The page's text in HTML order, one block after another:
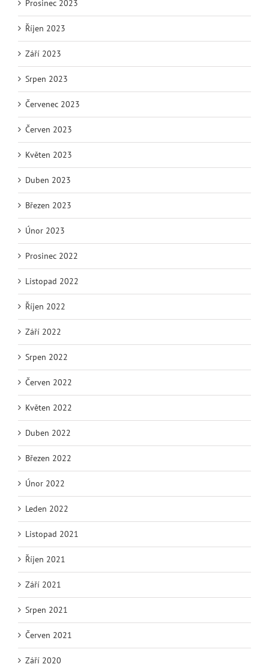
Prosinec 2023
Říjen 2023
Září 2023
Srpen 2023
Červenec 2023
Červen 2023
Květen 2023
Duben 2023
Březen 2023
Únor 2023
Prosinec 2022
Listopad 2022
Říjen 2022
Září 2022
Srpen 2022
Červen 2022
Květen 2022
Duben 2022
Březen 2022
Únor 2022
Leden 2022
Listopad 2021
Říjen 2021
Září 2021
Srpen 2021
Červen 2021
Září 2020